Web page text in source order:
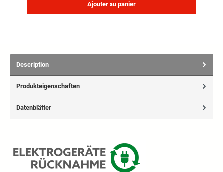
Ajouter au panier
Description
Produkteigenschaften
Datenblätter